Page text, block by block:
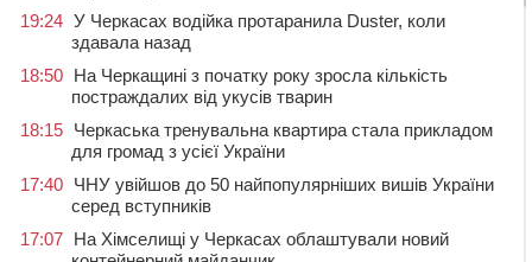
19:24 У Черкасах водійка протаранила Duster, коли
здавала назад
18:50 На Черкащині з початку року зросла кількість
постраждалих від укусів тварин
18:15 Черкаська тренувальна квартира стала прикладом
для громад з усієї України
17:40 ЧНУ увійшов до 50 найпопулярніших вишів України
серед вступників
17:07 На Хімселищі у Черкасах облаштували новий